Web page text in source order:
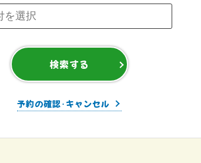
検索する
予約の確認･キャンセル